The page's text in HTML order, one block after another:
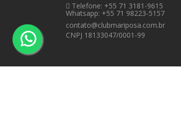
Telefone: +55 71 3181-9615
Whatsapp: +55 71 98223-5157
contato@clubmariposa.com.br
CNPJ 18133047/0001-99